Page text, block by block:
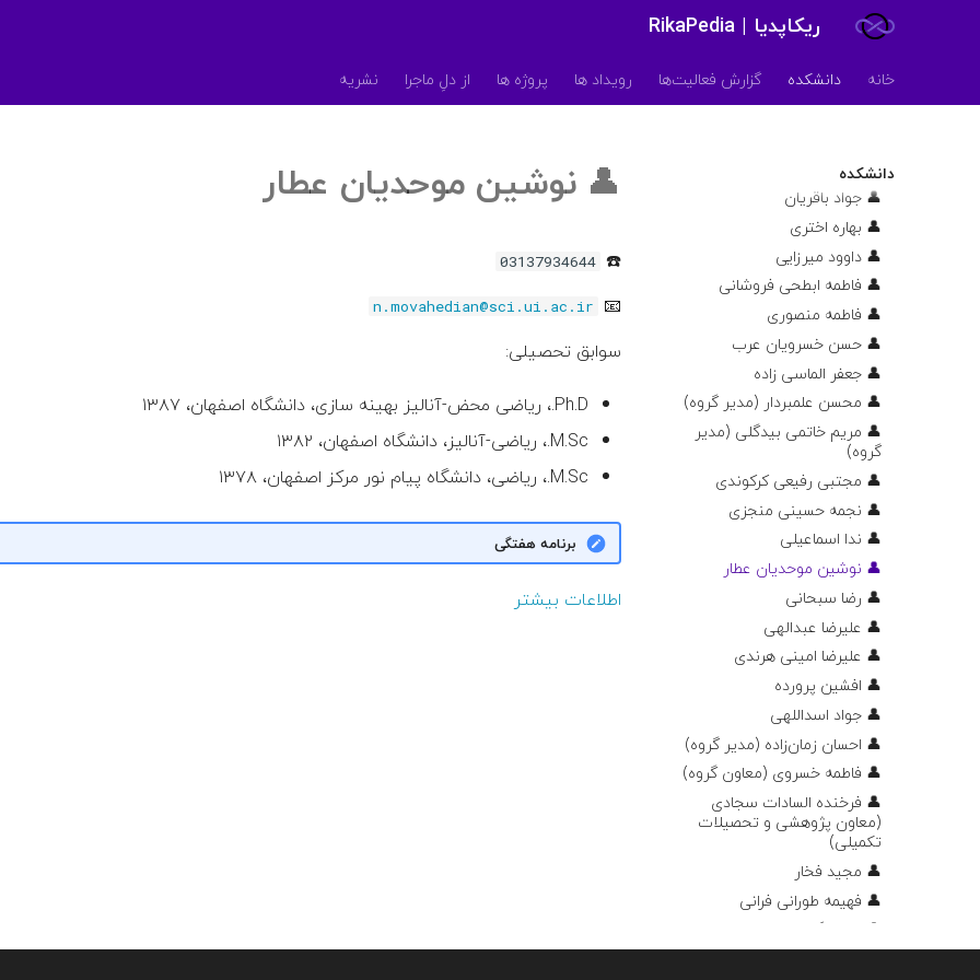
ریکاپدیا | RikaPedia
خانه دانشکده گزارش فعالیت‌ها رویداد ها پروژه ها از دلِ ماجرا نشریه
دانشکده
اساتید
👤 سعید اعظم
👤 جواد باقریان
👤 بهاره اختری
👤 داوود میرزایی
👤 فاطمه ابطحی فروشانی
👤 فاطمه منصوری
👤 حسن خسرویان عرب
👤 جعفر الماسی زاده
👤 محسن علمبردار (مدیر گروه)
👤 مریم خاتمی بیدگلی (مدیر
گروه)
👤 مجتبی رفیعی کرکوندی
👤 نجمه حسینی منجزی
👤 ندا اسماعیلی
👤 نوشین موحدیان عطار
👤 رضا سبحانی
👤 علیرضا عبدالهی
👤 علیرضا امینی هرندی
👤 افشین پرورده
👤 جواد اسداللهی
👤 احسان زمان‌زاده (مدیر گروه)
👤 فاطمه خسروی (معاون گروه)
👤 فرخنده السادات سجادی
(معاون پژوهشی و تحصیلات
تکمیلی)
👤 مجید فخار
👤 فهیمه طورانی فرانی
👤 هوشنگ طالبی حبیب آبادی
👤 حمید بیدرام
👤نوشین موحدیان عطار
☎️
03137934644
📧
n.movahedian@sci.ui.ac.ir
سوابق تحصیلی:
Ph.D.، ریاضی محض-آنالیز بهینه سازی، دانشگاه اصفهان، ۱۳۸۷
M.Sc.، ریاضی-آنالیز، دانشگاه اصفهان، ۱۳۸۲
M.Sc.، ریاضی، دانشگاه پیام نور مرکز اصفهان، ۱۳۷۸
برنامه هفتگی
اطلاعات بیشتر